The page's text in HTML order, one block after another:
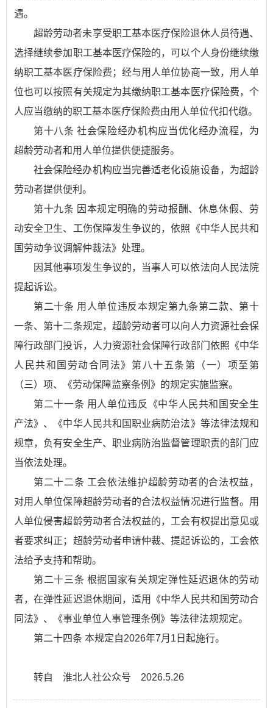
遇。
超龄劳动者未享受职工基本医疗保险退休人员待遇、
选择继续参加职工基本医疗保险的，可以个人身份继续缴
纳职工基本医疗保险费；经与用人单位协商一致，用人单
位也可以按照有关规定为其缴纳职工基本医疗保险费，个
人应当缴纳的职工基本医疗保险费由用人单位代扣代缴。
第十八条 社会保险经办机构应当优化经办流程，为
超龄劳动者和用人单位提供便捷服务。
社会保险经办机构应当完善适老化设施设备，为超龄
劳动者提供便利。
第十九条 因本规定明确的劳动报酬、休息休假、劳
动安全卫生、工伤保障发生争议的，依照《中华人民共和
国劳动争议调解仲裁法》处理。
因其他事项发生争议的，当事人可以依法向人民法院
提起诉讼。
第二十条 用人单位违反本规定第九条第二款、第十
一条、第十二条规定，超龄劳动者可以向人力资源社会保
障行政部门投诉，人力资源社会保障行政部门依照《中华
人民共和国劳动合同法》第八十五条第（一）项至第
（三）项、《劳动保障监察条例》的规定实施监察。
第二十一条 用人单位违反《中华人民共和国安全生
产法》、《中华人民共和国职业病防治法》等法律法规和
规章，负有安全生产、职业病防治监督管理职责的部门应
当依法处理。
第二十二条 工会依法维护超龄劳动者的合法权益，
对用人单位保障超龄劳动者的合法权益情况进行监督。用
人单位侵害超龄劳动者合法权益的，工会有权提出意见或
者要求纠正；超龄劳动者申请仲裁、提起诉讼的，工会依
法给予支持和帮助。
第二十三条 根据国家有关规定弹性延迟退休的劳动
者，在弹性延迟退休期间，适用《中华人民共和国劳动合
同法》、《事业单位人事管理条例》等法律法规规定。
第二十四条 本规定自2026年7月1日起施行。
转自 淮北人社公众号 2026.5.26